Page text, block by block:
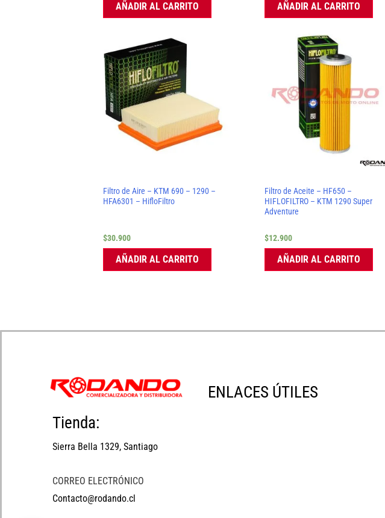
AÑADIR AL CARRITO AÑADIR AL CARRITO
Filtro de Aire – KTM 690 – 1290 –
HFA6301 – HifloFiltro
$30.900
AÑADIR AL CARRITO
Filtro de Aceite – HF650 –
HIFLOFILTRO – KTM 1290 Super
Adventure
$12.900
AÑADIR AL CARRITO
Tienda:
Sierra Bella 1329, Santiago
CORREO ELECTRÓNICO
Contacto@rodando.cl
ENLACES ÚTILES